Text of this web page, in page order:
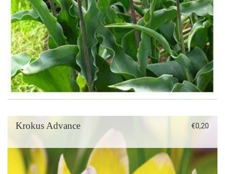
Krokus Advance €0,20